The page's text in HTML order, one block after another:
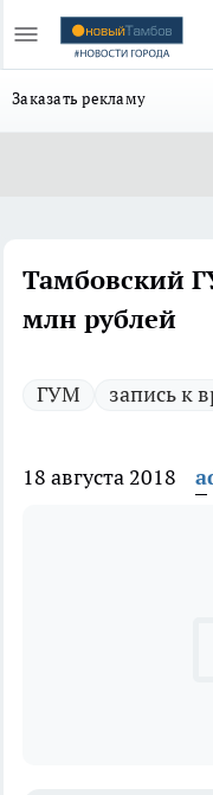
Заказать рекламу
Тамбовский
млн рублей
ГУМ запись к
18 августа 2018